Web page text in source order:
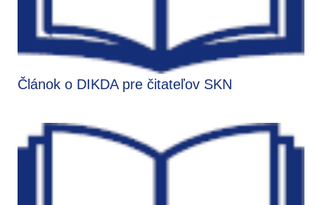
Článok o DIKDA pre čitateľov SKN